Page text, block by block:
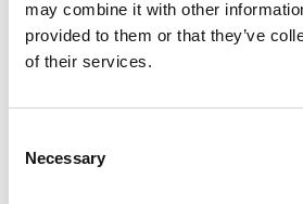
may combine it with other
provided to them or that they’ve
of their services.
Selection
Necessary
Topsnelheid 160 km/h
Carrosserie
Laadvermogen